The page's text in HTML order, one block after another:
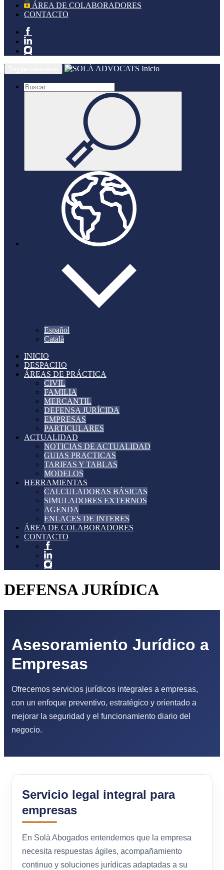
ÁREA DE COLABORADORES
CONTACTO
Inicio
Español
Català
INICIO
DESPACHO
ÁREAS DE PRÁCTICA
CIVIL
FAMILIA
MERCANTIL
DEFENSA JURÍCIDA
EMPRESAS
PARTICULARES
ACTUALIDAD
NOTICIAS DE ACTUALIDAD
GUIAS PRACTICAS
TARIFAS Y TABLAS
MODELOS
HERRAMIENTAS
CALCULADORAS BÁSICAS
SIMULADORES EXTERNOS
AGENDA
ENLACES DE INTERES
ÁREA DE COLABORADORES
CONTACTO
DEFENSA JURÍDICA
Asesoramiento Jurídico a
Empresas
Ofrecemos servicios jurídicos integrales a empresas,
con un enfoque preventivo, estratégico y orientado a
mejorar la seguridad y el funcionamiento diario del
negocio.
Servicio legal integral para
empresas
En Solà Abogados entendemos que la empresa
necesita respuestas ágiles, acompañamiento
continuo y soluciones jurídicas adaptadas a su